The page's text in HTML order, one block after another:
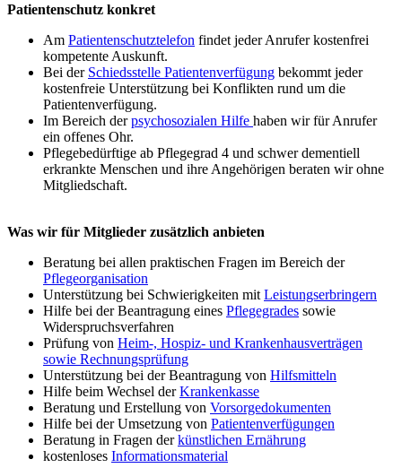
Patientenschutz konkret
Am Patientenschutztelefon findet jeder Anrufer kostenfrei
kompetente Auskunft.
Bei der Schiedsstelle Patientenverfügung bekommt jeder
kostenfreie Unterstützung bei Konflikten rund um die
Patientenverfügung.
Im Bereich derpsychosozialen Hilfe haben wir für Anrufer
ein offenes Ohr.
Pflegebedürftige ab Pflegegrad 4 und schwer dementiell
erkrankte Menschen und ihre Angehörigen beraten wir ohne
Mitgliedschaft.
Was wir für Mitglieder zusätzlich anbieten
Beratung bei allen praktischen Fragen im Bereich der
Pflegeorganisation
Unterstützung bei Schwierigkeiten mit Leistungserbringern
Hilfe bei der Beantragung eines Pflegegrades sowie
Widerspruchsverfahren
Prüfung von Heim-, Hospiz- und Krankenhausverträgen
sowie Rechnungsprüfung
Unterstützung bei der Beantragung von Hilfsmitteln
Hilfe beim Wechsel derKrankenkasse
Beratung und Erstellung von Vorsorgedokumenten
Hilfe bei der Umsetzung von Patientenverfügungen
Beratung in Fragen derkünstlichen Ernährung
kostenloses Informationsmaterial